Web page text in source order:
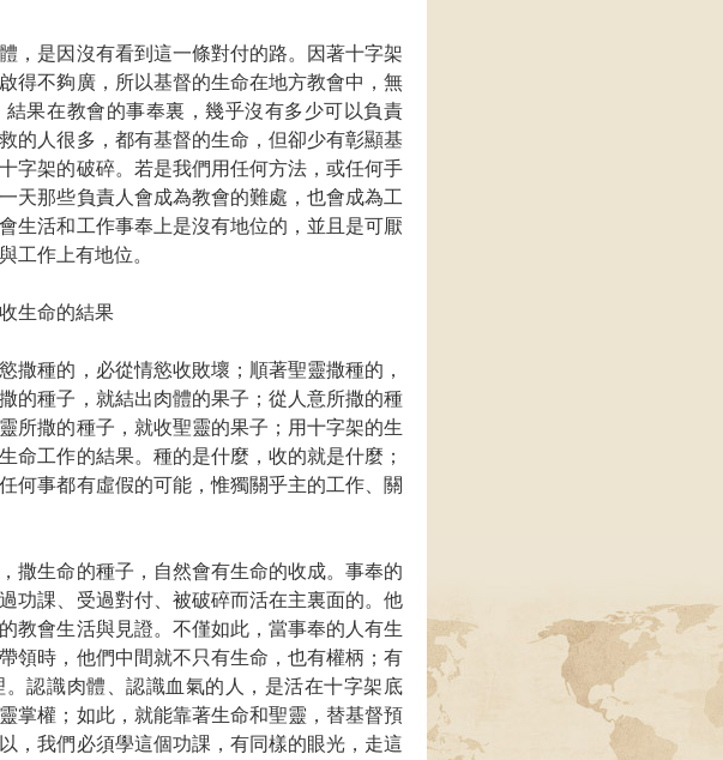
，是因沒有看到這一條對付的路。因著十字架
得不夠廣，所以基督的生命在地方教會中，無
果在教會的事奉裏，幾乎沒有多少可以負責
的人很多，都有基督的生命，但卻少有彰顯基
字架的破碎。若是我們用任何方法，或任何手
天那些負責人會成為教會的難處，也會成為工
生活和工作事奉上是沒有地位的，並且是可厭
工作上有地位。
生命的結果
撒種的，必從情慾收敗壞；順著聖靈撒種的，
的種子，就結出肉體的果子；從人意所撒的種
所撒的種子，就收聖靈的果子；用十字架的生
命工作的結果。種的是什麼，收的就是什麼；
何事都有虛假的可能，惟獨關乎主的工作、關
撒生命的種子，自然會有生命的收成。事奉的
功課、受過對付、被破碎而活在主裏面的。他
教會生活與見證。不僅如此，當事奉的人有生
領時，他們中間就不只有生命，也有權柄；有
認識肉體、認識血氣的人，是活在十字架底
掌權；如此，就能靠著生命和聖靈，替基督預
，我們必須學這個功課，有同樣的眼光，走這